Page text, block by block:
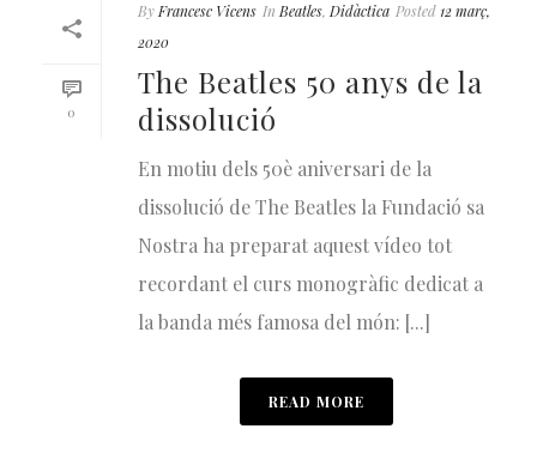
0
By Francesc Vicens In Beatles, Didàctica Posted 12 març,
2020
The Beatles 50 anys de la
dissolució
En motiu dels 50è aniversari de la
dissolució de The Beatles la Fundació sa
Nostra ha preparat aquest vídeo tot
recordant el curs monogràfic dedicat a
la banda més famosa del món: [...]
READ MORE